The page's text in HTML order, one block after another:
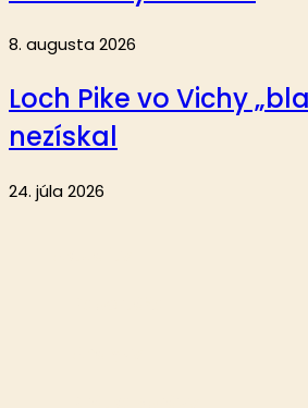
8. augusta 2026
Loch Pike vo Vichy
nezískal
24. júla 2026